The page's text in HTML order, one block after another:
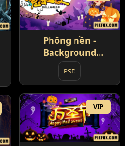
Phông nền -
Background
Halloween (3)
PSD
VIP